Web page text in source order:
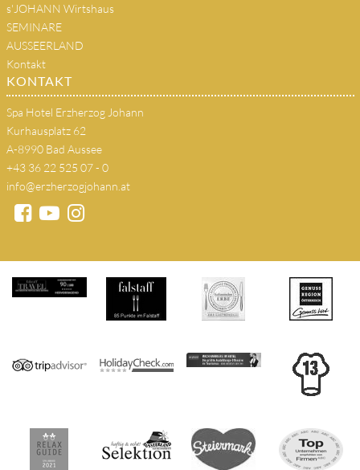
s'JOHANN Wirtshaus
SEMINARE
AUSSEERLAND
Kontakt
KONTAKT
Spa Hotel Erzherzog Johann
Kurhausplatz 62
A-8990 Bad Aussee
+43 36 22 525 07 - 0
info@erzherzogjohann.at